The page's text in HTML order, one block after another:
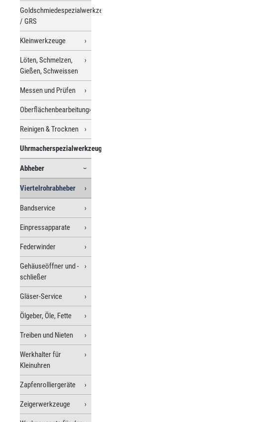
Goldschmiedespezialwerkzeuge
/ GRS
Kleinwerkzeuge
Löten, Schmelzen,
Gießen, Schweissen
Messen und Prüfen
Oberflächenbearbeitung
Reinigen & Trocknen
Uhrmacherspezialwerkzeuge
Abheber
Viertelrohrabheber
Bandservice
Einpressapparate
Federwinder
Gehäuseöffner und -
schließer
Gläser-Service
Ölgeber, Öle, Fette
Treiben und Nieten
Werkhalter für
Kleinuhren
Zapfenrolliergeräte
Zeigerwerkzeuge